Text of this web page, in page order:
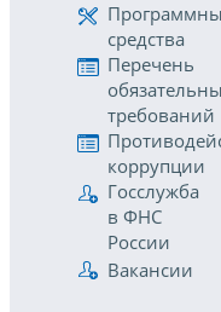
средства
Перечень
требований
коррупции
Госслужба
в ФНС
России
Вакансии